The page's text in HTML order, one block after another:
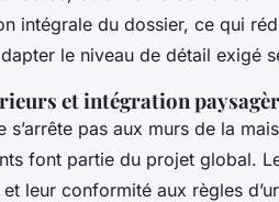
intégrale du dossier, ce qui
le niveau de détail exigé
et intégration
pas aux murs de la
font partie du projet global.
leur conformité aux règles